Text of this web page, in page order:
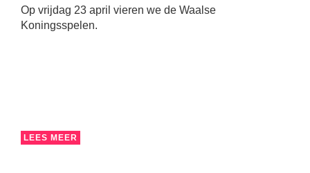
Op vrijdag 23 april vieren we de Waalse
Koningsspelen.
LEES MEER